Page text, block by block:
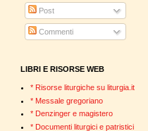
Post
Commenti
LIBRI E RISORSE WEB
* Risorse liturgiche su liturgia.it
* Messale gregoriano
* Denzinger e magistero
* Documenti liturgici e patristici